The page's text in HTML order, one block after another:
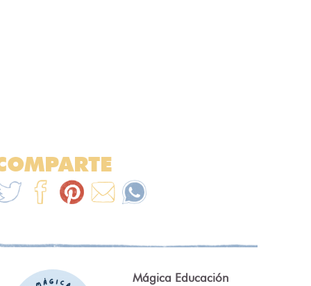
Mágica Educación